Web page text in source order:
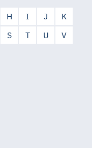
H I J
K
S T U
V